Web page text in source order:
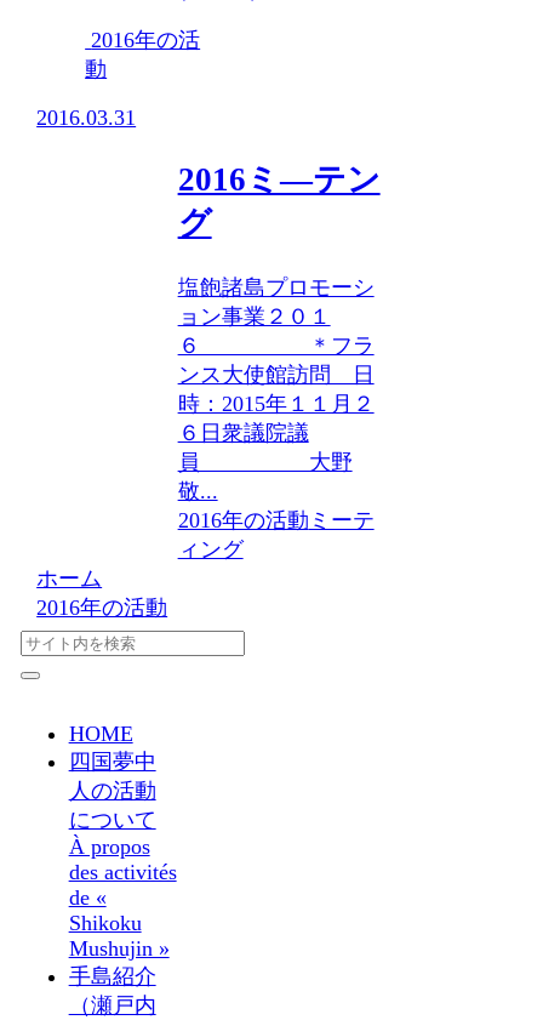
2016年の活
動
2016.03.31
2016ミ―テン
グ
塩飽諸島プロモーシ
ョン事業２０１
６ ＊フラ
ンス大使館訪問 日
時：2015年１１月２
６日衆議院議
員 大野
敬...
2016年の活動 ミーテ
ィング
ホーム
2016年の活動
HOME
四国夢中
人の活動
について
À propos
des activités
de «
Shikoku
Mushujin »
手島紹介
（瀬戸内